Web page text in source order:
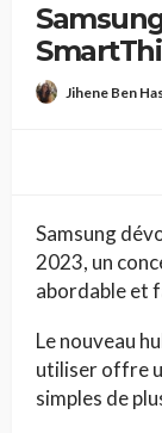
Jihene Ben
Samsung
2023, un
abordable et
Le nouveau
utiliser offre
simples de